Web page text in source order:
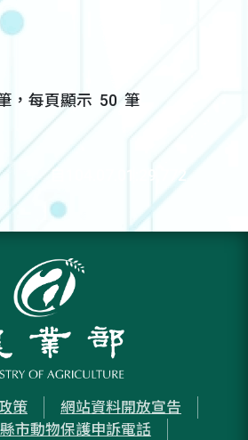
，每頁顯示 50 筆
自104.07.01:29,772
策
網站資料開放宣告
市動物保護申訴電話